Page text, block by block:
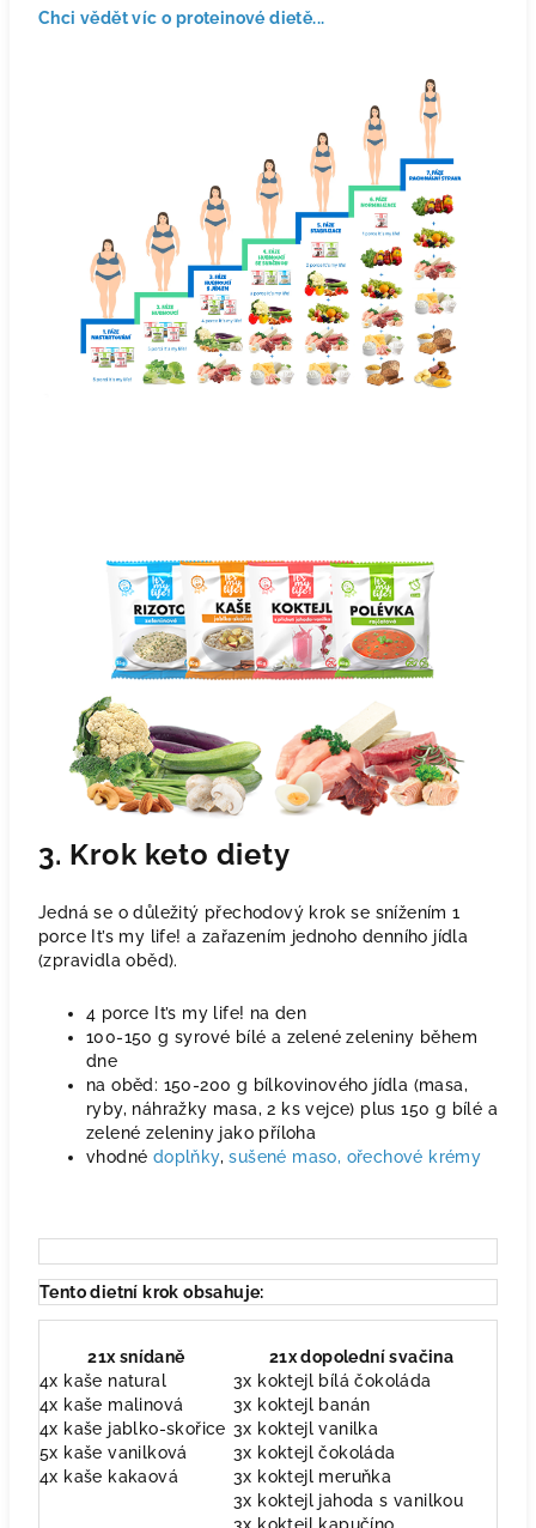
Chci vědět víc o proteinové dietě...
3. Krok keto diety
Jedná se o důležitý přechodový krok se snížením 1
porce It’s my life! a zařazením jednoho denního jídla
(zpravidla oběd).
4 porce It’s my life! na den
100-150 g syrové bílé a zelené zeleniny během
dne
na oběd: 150-200 g bílkovinového jídla (masa,
ryby, náhražky masa, 2 ks vejce) plus 150 g bílé a
zelené zeleniny jako příloha
vhodné doplňky,sušené maso, ořechové krémy
Tento dietní krok obsahuje:
21x snídaně
21x dopolední svačina
4x kaše natural
3x koktejl bílá čokoláda
4x kaše malinová
3x koktejl banán
4x kaše jablko-skořice 3x koktejl vanilka
5x kaše vanilková
3x koktejl čokoláda
4x kaše kakaová
3x koktejl meruňka
3x koktejl jahoda s vanilkou